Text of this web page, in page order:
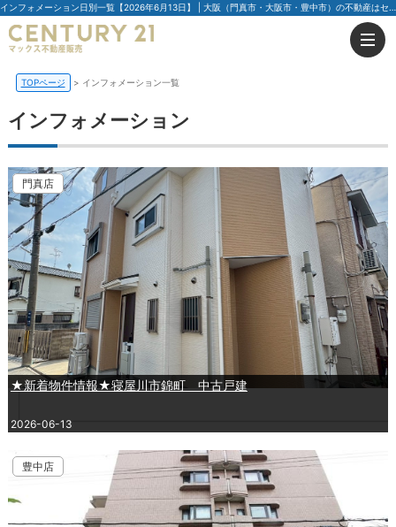
インフォメーション日別一覧【2026年6月13日】 | 大阪（門真市・大阪市・豊中市）の不動産はセンチュリー21マックス不動産販売
TOPページ インフォメーション一覧
インフォメーション
門真店
★新着物件情報★寝屋川市錦町 中古戸建
2026-06-13
豊中店